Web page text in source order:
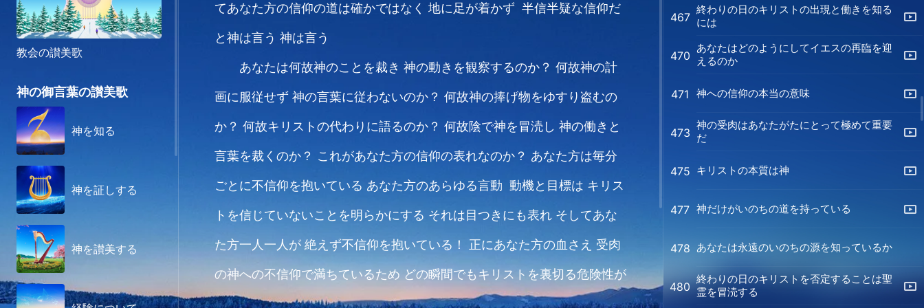
教会の讃美歌
神の御言葉の讃美歌
神を知る
神を証しする
神を讃美する
てあなた方の信仰の道は確かではなく 地に足が着かず 半信半疑な信仰だ
と神は言う 神は言う
あなたは何故神のことを裁き 神の動きを観察するのか？ 何故神の計
画に服従せず 神の言葉に従わないのか？ 何故神の捧げ物をゆすり盗むの
か？ 何故キリストの代わりに語るのか？ 何故陰で神を冒涜し 神の働きと
言葉を裁くのか？ これがあなた方の信仰の表れなのか？ あなた方は毎分
ごとに不信仰を抱いている あなた方のあらゆる言動 動機と目標は キリス
トを信じていないことを明らかにする それは目つきにも表れ そしてあな
た方一人一人が 絶えず不信仰を抱いている！ 正にあなた方の血さえ 受肉
の神への不信仰で満ちているため どの瞬間でもキリストを裏切る危険性が
ある従ってあなた方の信仰の道は確かではなく地に足が着かず 半信半疑
467
終わりの日のキリストの出現と働きを知る
には
470
あなたはどのようにしてイエスの再臨を迎
えるのか
471 神への信仰の本当の意味
473
神の受肉はあなたがたにとって極めて重要
だ
475 キリストの本質は神
477 神だけがいのちの道を持っている
478 あなたは永遠のいのちの源を知っているか
480
終わりの日のキリストを否定することは聖
霊を冒涜する